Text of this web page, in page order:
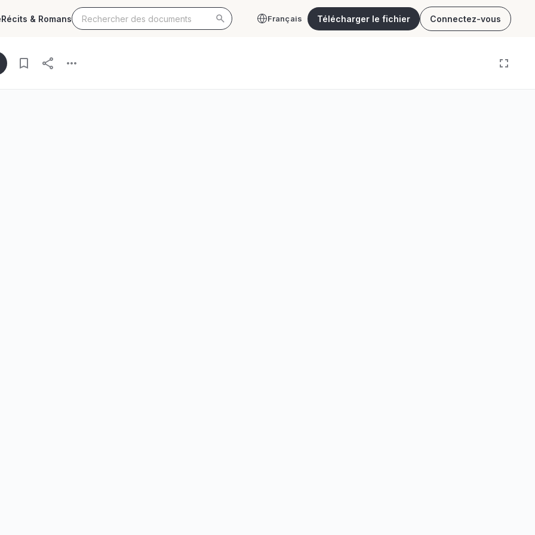
Récits & Romans Français Télécharger le fichier Connectez-vous